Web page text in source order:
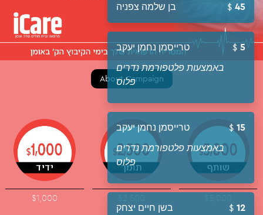
בן שלמה צפניה 45
טרייסמן נחמן יעקב 5
באמצעות פלטפורמת נדרים
פלוס
טרייסמן נחמן יעקב 15
באמצעות פלטפורמת נדרים
פלוס
בשן חיים יצחק
12
About Campaign
$1,000 $2,500 $5,000